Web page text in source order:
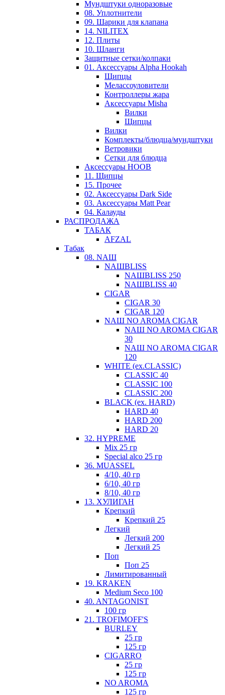
Мундштуки одноразовые
08. Уплотнители
09. Шарики для клапана
14. NILITEX
12. Плиты
10. Шланги
Защитные сетки/колпаки
01. Аксессуары Alpha Hookah
Щипцы
Мелассоуловители
Контроллеры жара
Аксессуары Misha
Вилки
Щипцы
Вилки
Комплекты/блюдца/мундштуки
Ветровики
Сетки для блюдца
Аксессуары HOOB
11. Щипцы
15. Прочее
02. Аксессуары Dark Side
03. Аксессуары Matt Pear
04. Калауды
РАСПРОДАЖА
ТАБАК
AFZAL
Табак
08. NAШ
NАШBLISS
NАШBLISS 250
NАШBLISS 40
CIGAR
CIGAR 30
CIGAR 120
NАШ NO AROMA CIGAR
NАШ NO AROMA CIGAR
30
NАШ NO AROMA CIGAR
120
WHITE (ex.CLASSIC)
CLASSIC 40
CLASSIC 100
CLASSIC 200
BLACK (ex. HARD)
HARD 40
HARD 200
HARD 20
32. HYPREME
Mix 25 гр
Special alco 25 гр
36. MUASSEL
4/10, 40 гр
6/10, 40 гр
8/10, 40 гр
13. ХУЛИГАН
Крепкий
Крепкий 25
Легкий
Легкий 200
Легкий 25
Поп
Поп 25
Лимитированный
19. KRAKEN
Medium Seco 100
40. ANTAGONIST
100 гр
21. TROFIMOFF'S
BURLEY
25 гр
125 гр
CIGARRO
25 гр
125 гр
NO AROMA
125 гр